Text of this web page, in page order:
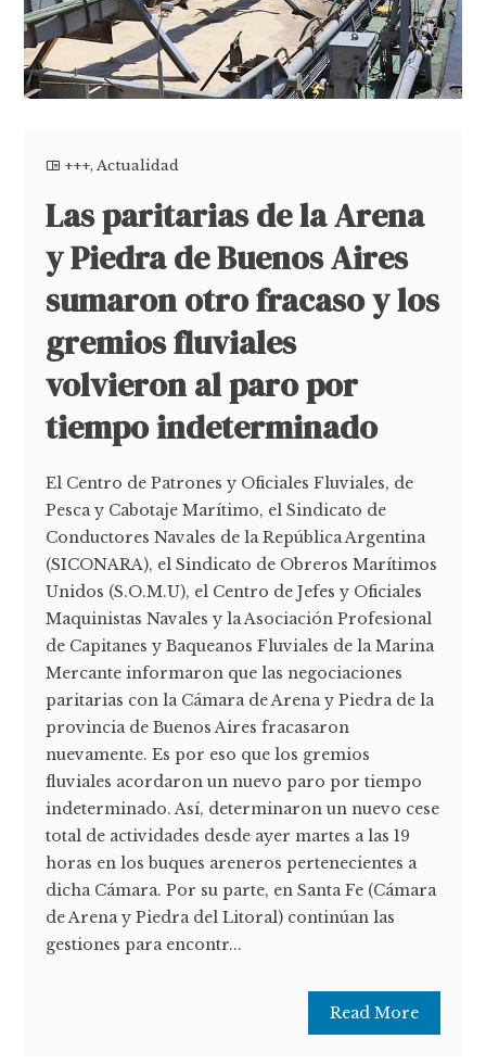
+++,Actualidad
Las paritarias de la Arena
y Piedra de Buenos Aires
sumaron otro fracaso y los
gremios fluviales
volvieron al paro por
tiempo indeterminado
El Centro de Patrones y Oficiales Fluviales, de
Pesca y Cabotaje Marítimo, el Sindicato de
Conductores Navales de la República Argentina
(SICONARA), el Sindicato de Obreros Marítimos
Unidos (S.O.M.U), el Centro de Jefes y Oficiales
Maquinistas Navales y la Asociación Profesional
de Capitanes y Baqueanos Fluviales de la Marina
Mercante informaron que las negociaciones
paritarias con la Cámara de Arena y Piedra de la
provincia de Buenos Aires fracasaron
nuevamente. Es por eso que los gremios
fluviales acordaron un nuevo paro por tiempo
indeterminado. Así, determinaron un nuevo cese
total de actividades desde ayer martes a las 19
horas en los buques areneros pertenecientes a
dicha Cámara. Por su parte, en Santa Fe (Cámara
de Arena y Piedra del Litoral) continúan las
gestiones para encontr...
Read More